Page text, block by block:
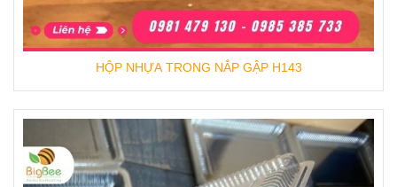
HỘP NHỰA TRONG NẮP GẬP H143